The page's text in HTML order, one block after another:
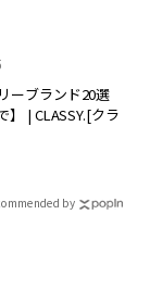
ーブランド20選
】 | CLASSY.[クラ
by